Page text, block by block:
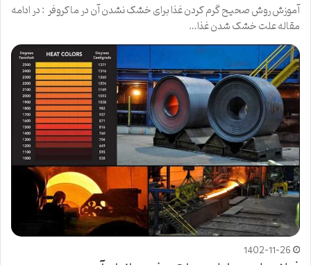
آموزش روش صحیح گرم کردن غذا برای خشک نشدن آن در ماکروفر : در ادامه
مقاله علت خشک شدن غذا…
1402-11-26